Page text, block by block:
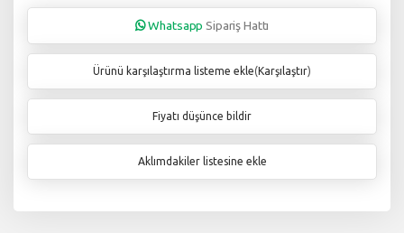
Whatsapp Sipariş Hattı
Ürünü karşılaştırma listeme ekle(Karşılaştır)
Fiyatı düşünce bildir
Aklımdakiler listesine ekle